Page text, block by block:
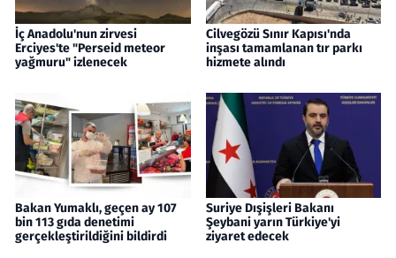
İç Anadolu'nun zirvesi
Erciyes'te "Perseid meteor
yağmuru" izlenecek
Cilvegözü Sınır Kapısı'nda
inşası tamamlanan tır parkı
hizmete alındı
Bakan Yumaklı, geçen ay 107
bin 113 gıda denetimi
gerçekleştirildiğini bildirdi
Suriye Dışişleri Bakanı
Şeybani yarın Türkiye'yi
ziyaret edecek